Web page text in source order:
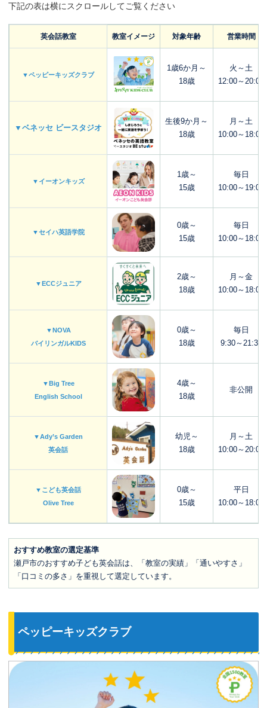
下記の表は横にスクロールしてご覧ください
英会話教室 教室イメージ 対象年齢 営業時間
▼ペッピーキッズクラブ
1歳6か月～
18歳
火～土
12:00～20:00
▼ベネッセ ビースタジオ
生後9か月～
18歳
月～土
10:00～18:00
▼イーオンキッズ
1歳～
15歳
毎日
10:00～19:00
▼セイハ英語学院
0歳～
15歳
毎日
10:00～18:00
▼ECCジュニア
2歳～
18歳
月～金
10:00～18:00
▼NOVA
バイリンガルKIDS
0歳～
18歳
毎日
9:30～21:30
▼Big Tree
English School
4歳～
18歳
非公開
▼Ady’s Garden
英会話
幼児～
18歳
月～土
10:00～20:00
▼こども英会話
Olive Tree
0歳～
15歳
平日
10:00～18:00
おすすめ教室の選定基準
瀬戸市のおすすめ子ども英会話は、「教室の実績」「通いやすさ」
「口コミの多さ」を重視して選定しています。
ペッピーキッズクラブ